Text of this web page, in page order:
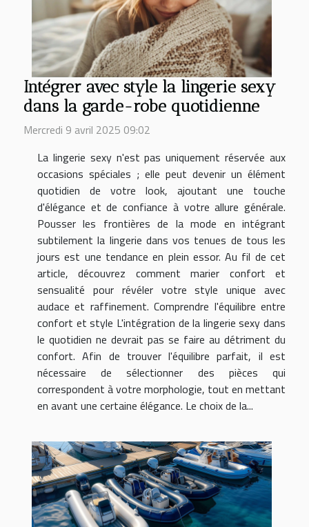
Intégrer avec style la lingerie sexy
dans la garde-robe quotidienne
Mercredi 9 avril 2025 09:02
La lingerie sexy n'est pas uniquement réservée aux
occasions spéciales ; elle peut devenir un élément
quotidien de votre look, ajoutant une touche
d'élégance et de confiance à votre allure générale.
Pousser les frontières de la mode en intégrant
subtilement la lingerie dans vos tenues de tous les
jours est une tendance en plein essor. Au fil de cet
article, découvrez comment marier confort et
sensualité pour révéler votre style unique avec
audace et raffinement. Comprendre l'équilibre entre
confort et style L'intégration de la lingerie sexy dans
le quotidien ne devrait pas se faire au détriment du
confort. Afin de trouver l'équilibre parfait, il est
nécessaire de sélectionner des pièces qui
correspondent à votre morphologie, tout en mettant
en avant une certaine élégance. Le choix de la...